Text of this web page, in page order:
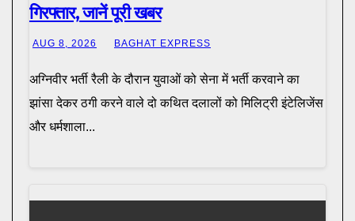
गिरफ्तार, जानें पूरी खबर
AUG 8, 2026 BAGHAT EXPRESS
अग्निवीर भर्ती रैली के दौरान युवाओं को सेना में भर्ती करवाने का
झांसा देकर ठगी करने वाले दो कथित दलालों को मिलिट्री इंटेलिजेंस
और धर्मशाला...